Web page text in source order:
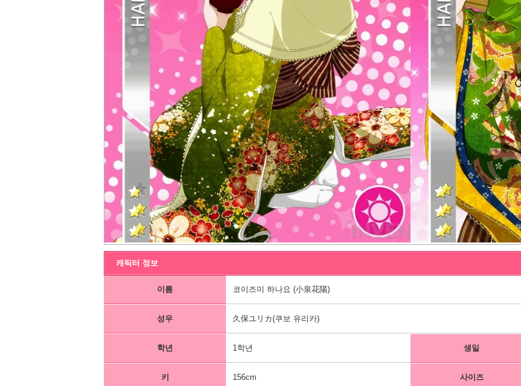
캐릭터 정보
이름 코이즈미 하나요 (小泉花陽)
성우 久保ユリカ(쿠보 유리카)
학년 1학년 생일
키 156cm 사이즈